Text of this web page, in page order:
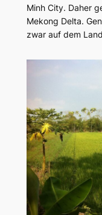
Minh City. Daher
Mekong Delta.
zwar auf dem